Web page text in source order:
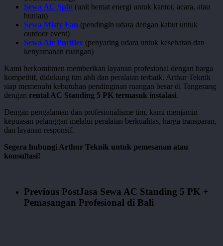
Sewa AC Split (unit hemat energi untuk kantor, acara, atau
hunian)
Sewa Misty Fan (pendingin udara dengan kabut untuk
outdoor event)
Sewa Air Purifier (penyaring udara untuk kesehatan dan
kenyamanan ruangan)
Kami berkomitmen memberikan layanan profesional dengan harga
kompetitif, didukung tim ahli dan peralatan terbaik. Arthur Teknik
siap memenuhi kebutuhan pendinginan ruangan besar di Tangerang
dengan rental AC Standing 5 PK termasuk instalasi.
Dengan pengalaman dan profesionalisme tim, kami menjamin
kepuasan pelanggan melalui peralatan berkualitas, harga transparan,
dan layanan responsif.
Segera hubungi Arthur Teknik untuk pemesanan atau
konsultasi!
Previous PostJasa Sewa AC Standing 5 PK +
Pemasangan Profesional di Bali